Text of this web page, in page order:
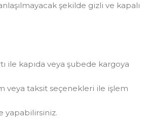
şekilde gizli ve kapalı
ile kapıda veya şubede kargoya
veya taksit seçenekleri ile işlem
yapabilirsiniz.